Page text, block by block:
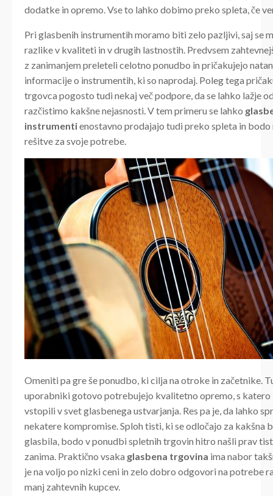
dodatke in opremo. Vse to lahko dobimo preko spleta, če
Pri glasbenih instrumentih moramo biti zelo pazljivi, saj se
razlike v kvaliteti in v drugih lastnostih. Predvsem
z zanimanjem preleteli celotno ponudbo in pričakujejo
informacije o instrumentih, ki so naprodaj. Poleg tega
trgovca pogosto tudi nekaj več podpore, da se lahko lažje
razčistimo kakšne nejasnosti. V tem primeru se lahko
instrumentienostavno prodajajo tudi preko spleta in bodo
rešitve za svoje potrebe.
Omeniti pa gre še ponudbo, ki cilja na otroke in začetnike.
uporabniki gotovo potrebujejo kvalitetno opremo, s katero
vstopili v svet glasbenega ustvarjanja. Res pa je, da lahko
nekatere kompromise. Sploh tisti, ki se odločajo za kakšna
glasbila, bodo v ponudbi spletnih trgovin hitro našli prav
zanima. Praktično vsaka glasbena trgovina ima nabor
je na voljo po nizki ceni in zelo dobro odgovori na potrebe
manj zahtevnih kupcev.